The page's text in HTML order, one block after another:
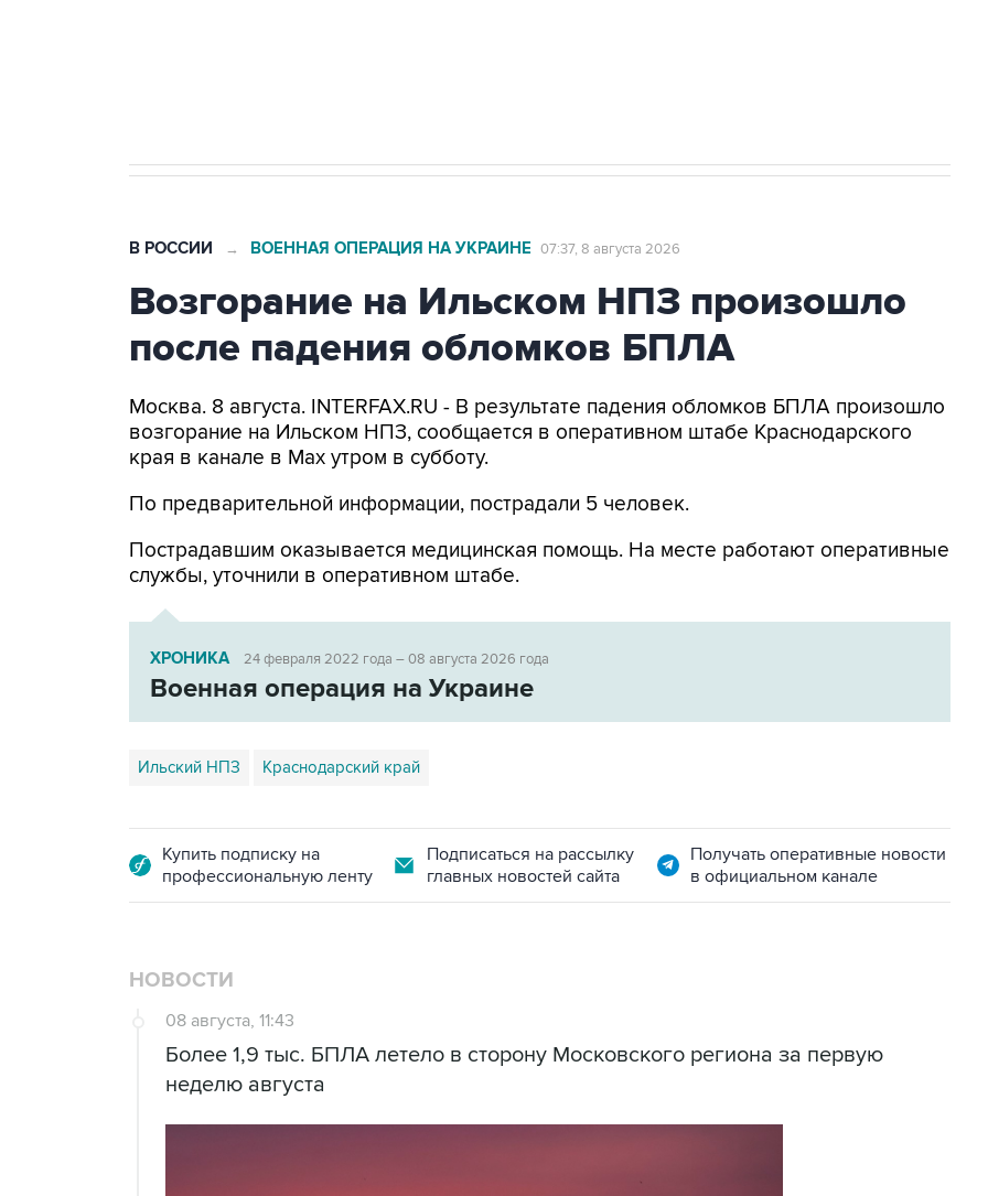
В РОССИИ → ВОЕННАЯ ОПЕРАЦИЯ НА УКРАИНЕ 07:37, 8 августа 2026
Возгорание на Ильском НПЗ произошло
после падения обломков БПЛА
Москва. 8 августа. INTERFAX.RU - В результате падения обломков БПЛА произошло
возгорание на Ильском НПЗ, сообщается в оперативном штабе Краснодарского
края в канале в Max утром в субботу.
По предварительной информации, пострадали 5 человек.
Пострадавшим оказывается медицинская помощь. На месте работают оперативные
службы, уточнили в оперативном штабе.
ХРОНИКА 24 февраля 2022 года – 08 августа 2026 года
Военная операция на Украине
Ильский НПЗ Краснодарский край
Купить подписку на
профессиональную ленту
Подписаться на рассылку
главных новостей сайта
Получать оперативные новости
в официальном канале
НОВОСТИ
08 августа, 11:43
Более 1,9 тыс. БПЛА летело в сторону Московского региона за первую
неделю августа